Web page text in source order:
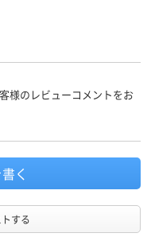
様のレビューコメントをお
く
する